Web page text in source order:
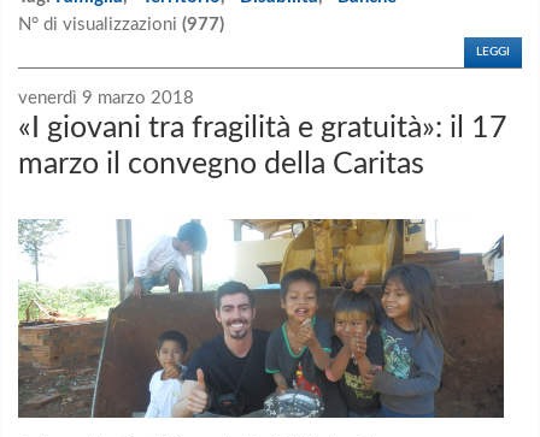
N° di visualizzazioni (977)
LEGGI
venerdì 9 marzo 2018
«I giovani tra fragilità e gratuità»: il 17
marzo il convegno della Caritas